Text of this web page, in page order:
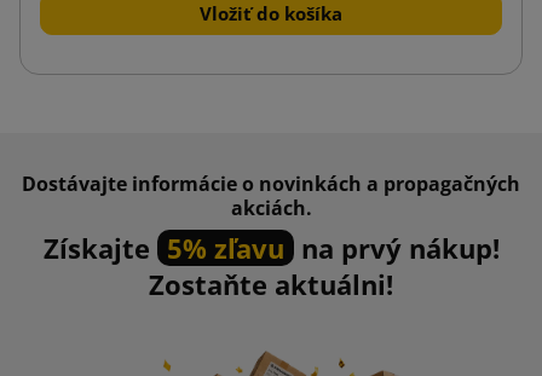
Vložiť do košíka
Dostávajte informácie o novinkách a propagačných
akciách.
Získajte 5% zľavu na prvý nákup!
Zostaňte aktuálni!